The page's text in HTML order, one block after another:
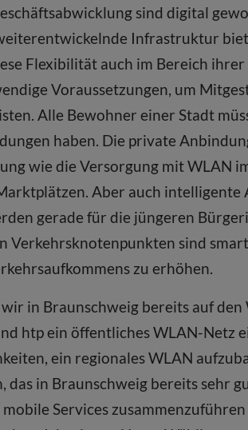
sind digital
Infrastruktur
Flexibilität auch im Bereich ihrer
Voraussetzungen, um
Alle Bewohner einer Stadt
haben. Die private
wie die Versorgung mit WLAN
Aber auch intelligente
gerade für die jüngeren
Verkehrsknotenpunkten sind
zu erhöhen.
in Braunschweig bereits auf den
htp ein öffentliches WLAN-Netz
ein regionales WLAN
das in Braunschweig bereits sehr
Services zusammen­zuführen